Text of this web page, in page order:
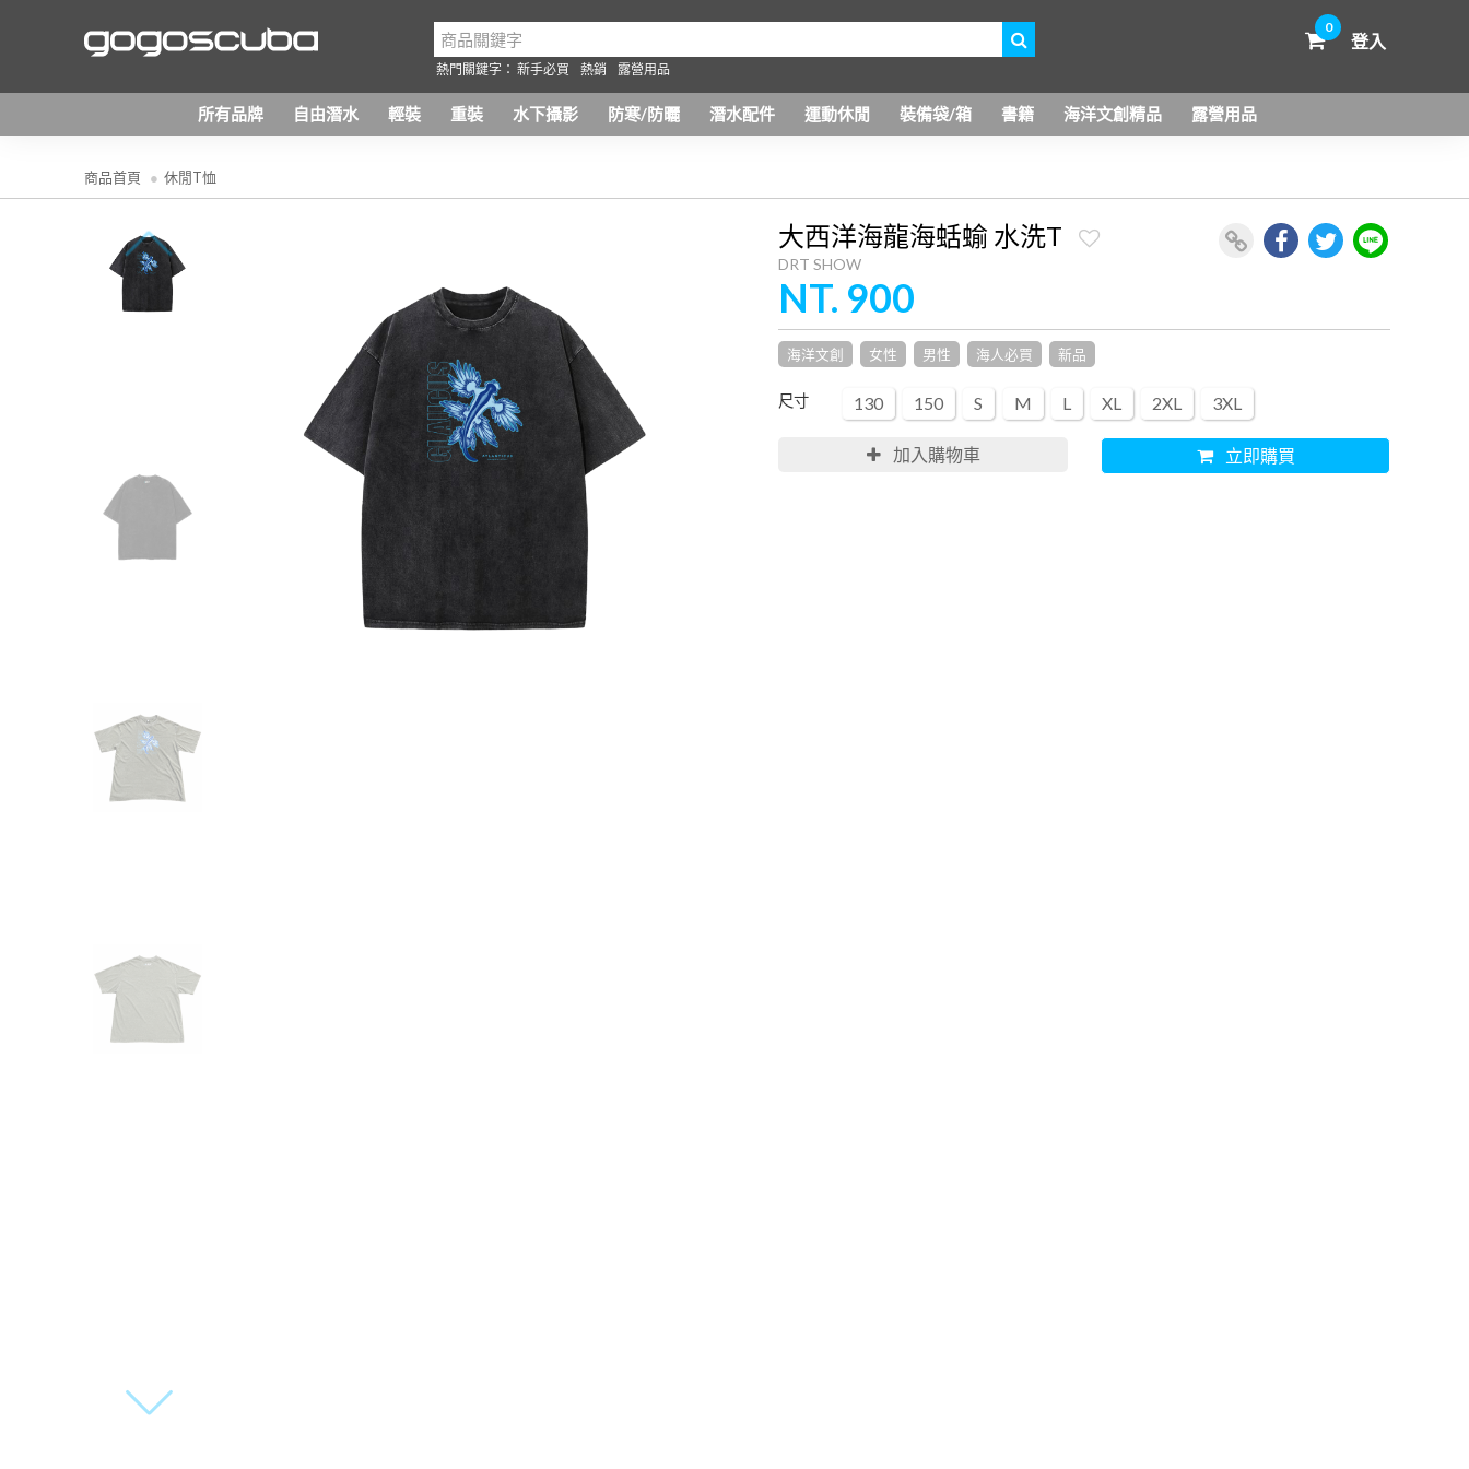
0
登入
熱門關鍵字： 新手必買 熱銷 露營用品
所有品牌 自由潛水 輕裝 重裝 水下攝影 防寒/防曬 潛水配件 運動休閒 裝備袋/箱 書籍 海洋文創精品 露營用品
商品首頁 休閒T恤
大西洋海龍海蛞蝓 水洗T
DRT SHOW
NT. 900
海洋文創 女性 男性 海人必買 新品
尺寸 130 150 S M L XL 2XL 3XL
加入購物車 立即購買